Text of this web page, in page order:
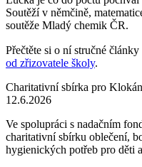
Soutěží v němčině,
soutěže Mladý chemik ČR.
Přečtěte si o ní stručné články
od zřizovatele školy.
Charitativní sbírka pro
12.6.2026
Ve spolupráci s nadačním
charitativní sbírku oblečení,
hygienických potřeb pro děti